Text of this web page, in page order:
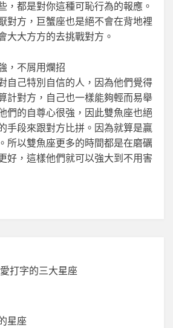
，都是對你這種可恥行為的報應。
對方，巨蟹座也是絕不會在背地裡
大大方方的去挑戰對方。
不屑用爛招
己特別自信的人，因為他們覺得
計對方，自己也一樣能夠輕而易舉
們的自尊心很強，因此雙魚座也絕
手段來跟對方比拼。因為就算是贏
所以雙魚座更多的時間都是在磨礪
好，這樣他們就可以強大到不用害
打字的三大星座
星座